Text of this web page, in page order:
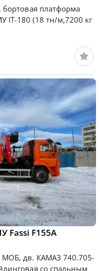
платформа
IT-180 (18 тн/м,7200 кг
Fassi F155А
МОБ, дв. КАМАЗ 740.705-
со спальным